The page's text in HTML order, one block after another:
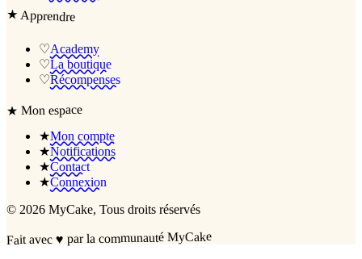
★Apprendre
♡Academy
♡La boutique
♡Récompenses
★Mon espace
★Mon compte
★Notifications
★Contact
★Connexion
© 2026 MyCake, Tous droits réservés
Fait avec♥ par la communauté MyCake